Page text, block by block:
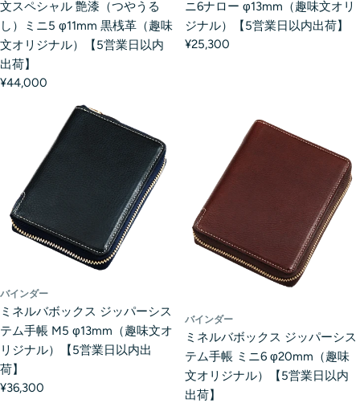
文スペシャル 艶漆（つやうる
し）ミニ5 φ11mm 黒桟革（趣味
文オリジナル）【5営業日以内
出荷】
¥44,000
ニ6ナロー φ13mm（趣味文オリ
ジナル）【5営業日以内出荷】
¥25,300
バインダー
ミネルバボックス ジッパーシス
テム手帳 M5 φ13mm（趣味文オ
リジナル）【5営業日以内出
荷】
¥36,300
バインダー
ミネルバボックス ジッパーシス
テム手帳 ミニ6 φ20mm（趣味
文オリジナル）【5営業日以内
出荷】